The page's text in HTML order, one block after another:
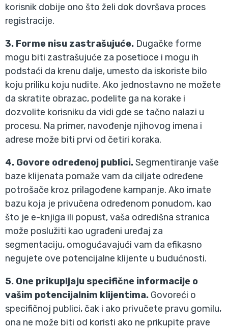
korisnik dobije ono što želi dok dovršava proces
registracije.
3. Forme nisu zastrašujuće. Dugačke forme
mogu biti zastrašujuće za posetioce i mogu ih
podstaći da krenu dalje, umesto da iskoriste bilo
koju priliku koju nudite. Ako jednostavno ne možete
da skratite obrazac, podelite ga na korake i
dozvolite korisniku da vidi gde se tačno nalazi u
procesu. Na primer, navođenje njihovog imena i
adrese može biti prvi od četiri koraka.
4. Govore određenoj publici.Segmentiranje vaše
baze klijenata pomaže vam da ciljate određene
potrošače kroz prilagođene kampanje. Ako imate
bazu koja je privučena određenom ponudom, kao
što je e-knjiga ili popust, vaša odredišna stranica
može poslužiti kao ugrađeni uređaj za
segmentaciju, omogućavajući vam da efikasno
negujete ove potencijalne klijente u budućnosti.
5. One prikupljaju specifične informacije o
vašim potencijalnim klijentima. Govoreći o
specifičnoj publici, čak i ako privučete pravu gomilu,
ona ne može biti od koristi ako ne prikupite prave